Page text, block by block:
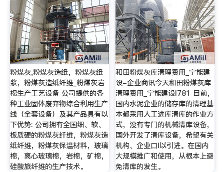
粉煤灰,粉煤灰造纸，粉煤灰纸
浆，粉煤灰造纸纤维_粉煤灰岩
棉生产工艺设备 公司提供的各
种工业固体废弃物综合利用生产
线（全套设备）及其产品具有以
下优势: 公司拥有全国细、软、
板质硬的粉煤灰纤维，粉煤灰造
纸纤维，粉煤灰保温材料，玻璃
棉，离心玻璃棉，岩棉，矿棉，
硅酸旅纤维的生产技术。
和田粉煤灰库清理费用_宁能建
设-企业商讯今天和田粉煤灰库
清理费用_宁能建设l781 目前，
国内水泥企业的储存库的清理基
本都采用人工进库清库的作业方
式，没有专门的机械清库设备，
国外开发了清库设备，希望有关
机构、企业口I以引进。在国内
大规模推广和使用，从根本上避
免清库的发生。